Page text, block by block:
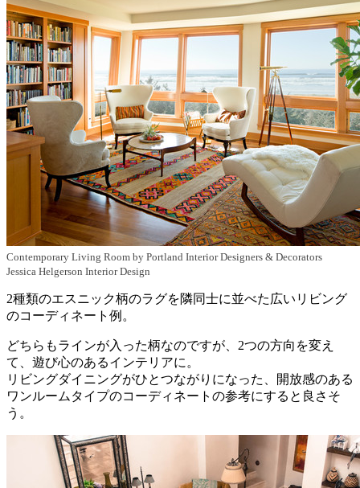
Contemporary Living Room by Portland Interior Designers & Decorators
Jessica Helgerson Interior Design
2種類のエスニック柄のラグを隣同士に並べた広いリビング
のコーディネート例。
どちらもラインが入った柄なのですが、2つの方向を変え
て、遊び心のあるインテリアに。
リビングダイニングがひとつながりになった、開放感のある
ワンルームタイプのコーディネートの参考にすると良さそ
う。